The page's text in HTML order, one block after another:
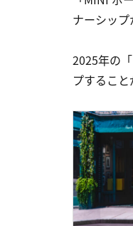
ナーシップ
2025年の
プすること